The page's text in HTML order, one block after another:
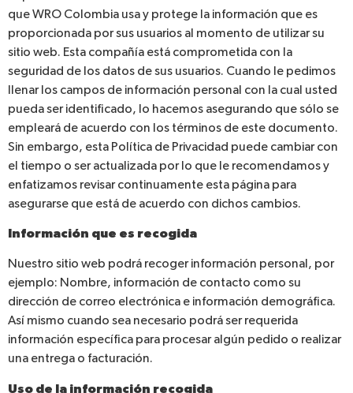
que WRO Colombia usa y protege la información que es
proporcionada por sus usuarios al momento de utilizar su
sitio web. Esta compañía está comprometida con la
seguridad de los datos de sus usuarios. Cuando le pedimos
llenar los campos de información personal con la cual usted
pueda ser identificado, lo hacemos asegurando que sólo se
empleará de acuerdo con los términos de este documento.
Sin embargo, esta Política de Privacidad puede cambiar con
el tiempo o ser actualizada por lo que le recomendamos y
enfatizamos revisar continuamente esta página para
asegurarse que está de acuerdo con dichos cambios.
Información que es recogida
Nuestro sitio web podrá recoger información personal, por
ejemplo: Nombre, información de contacto como su
dirección de correo electrónica e información demográfica.
Así mismo cuando sea necesario podrá ser requerida
información específica para procesar algún pedido o realizar
una entrega o facturación.
Uso de la información recogida